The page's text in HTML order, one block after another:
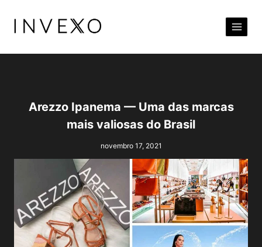
para
Conteúdo
Arezzo Ipanema — Uma das marcas
mais valiosas do Brasil
novembro 17, 2021